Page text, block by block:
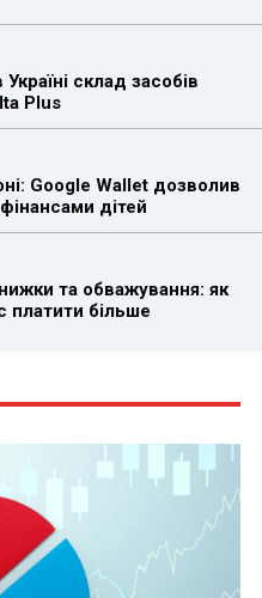
склад засобів
Plus
Google Wallet дозволив
дітей
та обважування: як
платити більше